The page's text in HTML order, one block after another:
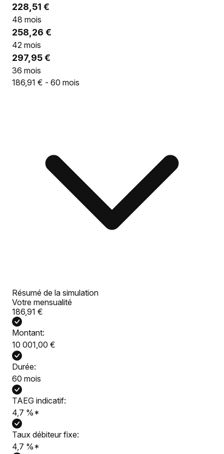
228,51 €
48 mois
258,26 €
42 mois
297,95 €
36 mois
Résumé de la simulation
Votre mensualité
186,91 €
Montant:
10 001,00 €
Durée:
60 mois
TAEG indicatif:
4,7 %*
Taux débiteur fixe:
4,7 %*